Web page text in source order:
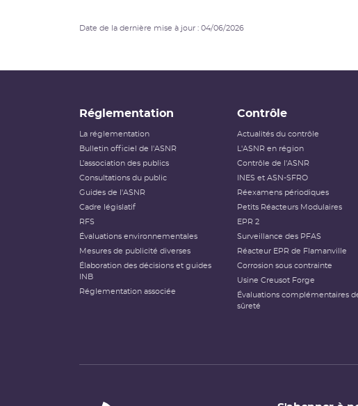
Date de la dernière mise à jour : 04/06/2026
Réglementation
La réglementation
Bulletin officiel de l'ASNR
L’association des publics
Consultations du public
Guides de l'ASNR
Cadre législatif
RFS
Évaluations environnementales
Mesures de publicité diverses
Élaboration des décisions et guides
INB
Réglementation associée
Contrôle
Actualités du contrôle
L'ASNR en région
Contrôle de l'ASNR
INES et ASN-SFRO
Réexamens périodiques
Petits Réacteurs Modulaires
EPR 2
Surveillance des PFAS
Réacteur EPR de Flamanville
Corrosion sous contrainte
Usine Creusot Forge
Évaluations complémentaires
sûreté